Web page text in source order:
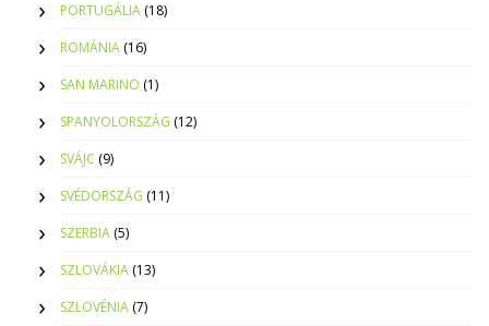
PORTUGÁLIA (18)
ROMÁNIA (16)
SAN MARINO (1)
SPANYOLORSZÁG (12)
SVÁJC (9)
SVÉDORSZÁG (11)
SZERBIA (5)
SZLOVÁKIA (13)
SZLOVÉNIA (7)